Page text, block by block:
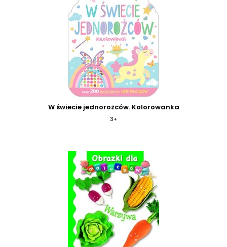
W świecie jednorożców. Kolorowanka
3+